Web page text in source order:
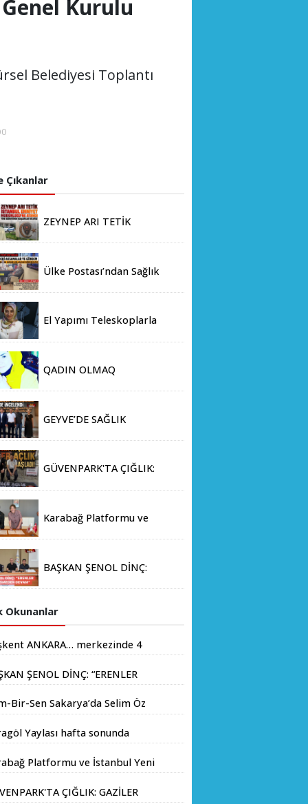
Kurulu
Belediyesi Toplantı
Çıkanlar
ZEYNEP ARI TETİK
MÜDÜRLÜĞÜ’NE ATANDI
Ülke Postası’ndan Sağlık
Ziyaret
El Yapımı Teleskoplarla
Keşfediyorlar
QADIN OLMAQ
GEYVE’DE SAĞLIK
İL SAĞLIK MÜDÜRÜ DOÇ.
SAHA HEYETİ YERİNDE
GÜVENPARK'TA ÇIĞLIK:
BAŞLADI!
Karabağ Platformu ve
Üniversitesi Arasında
Memorandumu İmzalandı
BAŞKAN ŞENOL DİNÇ:
KESMEDEN DEVAM”
Okunanlar
ANKARA… merkezinde 4
ŞENOL DİNÇ: “ERENLER
Bir-Sen Sakarya’da Selim Öz
Yaylası hafta sonunda
Platformu ve İstanbul Yeni
İş Birliği Memorandumu
ÇIĞLIK: GAZİLER